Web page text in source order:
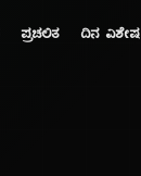
ಪ್ರಚಲಿತ ದಿನ ವಿಶೇಷ